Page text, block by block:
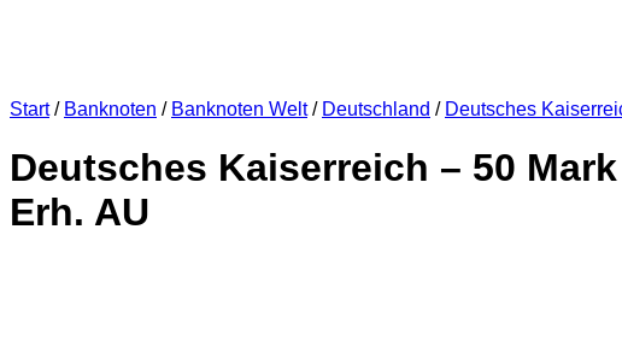
Start / Banknoten / Banknoten Welt / Deutschland / Deutsches
Deutsches Kaiserreich – 50
Erh. AU